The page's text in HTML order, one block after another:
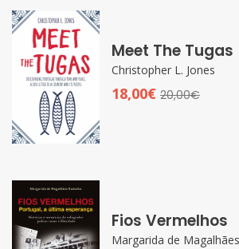
Meet The Tugas
Christopher L. Jones
18,00€ 20,00€
Fios Vermelhos
Margarida de